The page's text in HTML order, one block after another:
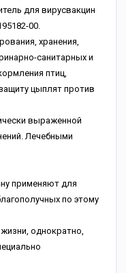
для вирусвакцин
00.
хранения,
санитарных и
птиц,
цыплят против
выраженной
Лечебными
применяют для
по этому
однократно,